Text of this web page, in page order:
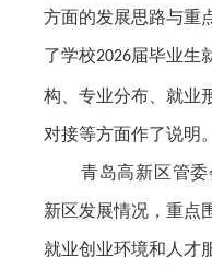
方面的发展思路与重
了学校2026届毕业生
构、专业分布、就业
对接等方面作了说明。
青岛高新区管
新区发展情况，重点
就业创业环境和人才